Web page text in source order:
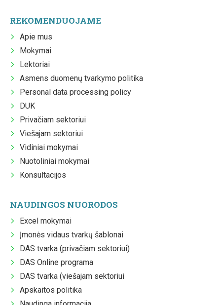
REKOMENDUOJAME
Apie mus
Mokymai
Lektoriai
Asmens duomenų tvarkymo politika
Personal data processing policy
DUK
Privačiam sektoriui
Viešajam sektoriui
Vidiniai mokymai
Nuotoliniai mokymai
Konsultacijos
NAUDINGOS NUORODOS
Excel mokymai
Įmonės vidaus tvarkų šablonai
DAS tvarka (privačiam sektoriui)
DAS Online programa
DAS tvarka (viešajam sektoriui
Apskaitos politika